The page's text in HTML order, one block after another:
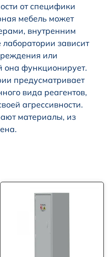
от специфики
мебель может
внутренним
зависит
или
она функционирует.
предусматривает
вида реагентов,
агрессивности.
материалы, из